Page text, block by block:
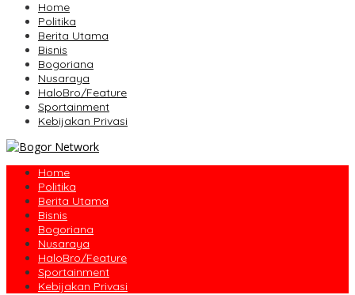
Home
Politika
Berita Utama
Bisnis
Bogoriana
Nusaraya
HaloBro/Feature
Sportainment
Kebijakan Privasi
Home
Politika
Berita Utama
Bisnis
Bogoriana
Nusaraya
HaloBro/Feature
Sportainment
Kebijakan Privasi